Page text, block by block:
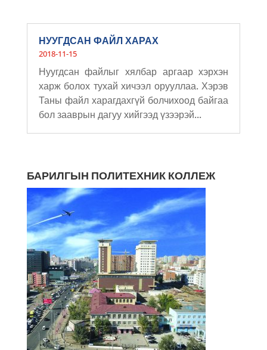
НУУГДСАН ФАЙЛ ХАРАХ
2018-11-15
Нуугдсан файлыг хялбар аргаар хэрхэн
харж болох тухай хичээл орууллаа. Хэрэв
Таны файл харагдахгүй болчихоод байгаа
бол зааврын дагуу хийгээд үзээрэй...
БАРИЛГЫН ПОЛИТЕХНИК КОЛЛЕЖ